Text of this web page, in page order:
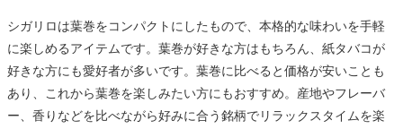
シガリロは葉巻をコンパクトにしたもので、本格的な味わいを手軽
に楽しめるアイテムです。葉巻が好きな方はもちろん、紙タバコが
好きな方にも愛好者が多いです。葉巻に比べると価格が安いことも
あり、これから葉巻を楽しみたい方にもおすすめ。産地やフレーバ
ー、香りなどを比べながら好みに合う銘柄でリラックスタイムを楽